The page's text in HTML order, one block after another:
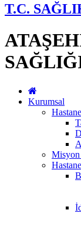
T.C.
Kurumsal